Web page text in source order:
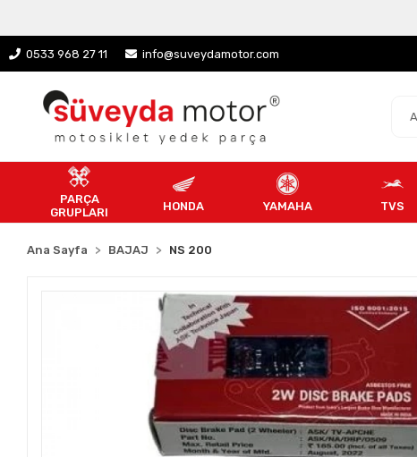
0533 968 27 11 info@suveydamotor.com
PARÇA
GRUPLARI
HONDA YAMAHA TVS
Ana Sayfa BAJAJ NS 200